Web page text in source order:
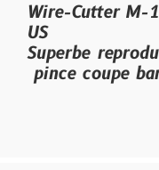
Wire-Cutter M-
US
Superbe
pince coupe